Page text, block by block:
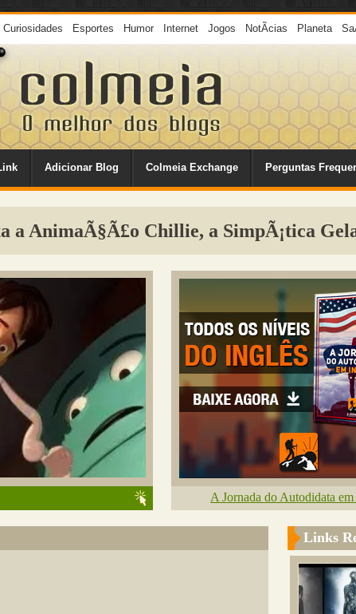
Curiosidades Esportes Humor Internet Jogos NotÃ­cias Planeta
Adicionar Blog Colmeia Exchange Perguntas
a AnimaÃ§Ã£o Chillie, a SimpÃ¡tica
A Jornada do Autodidata
Links